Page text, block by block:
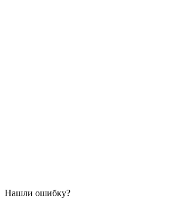
Нашли ошибку?